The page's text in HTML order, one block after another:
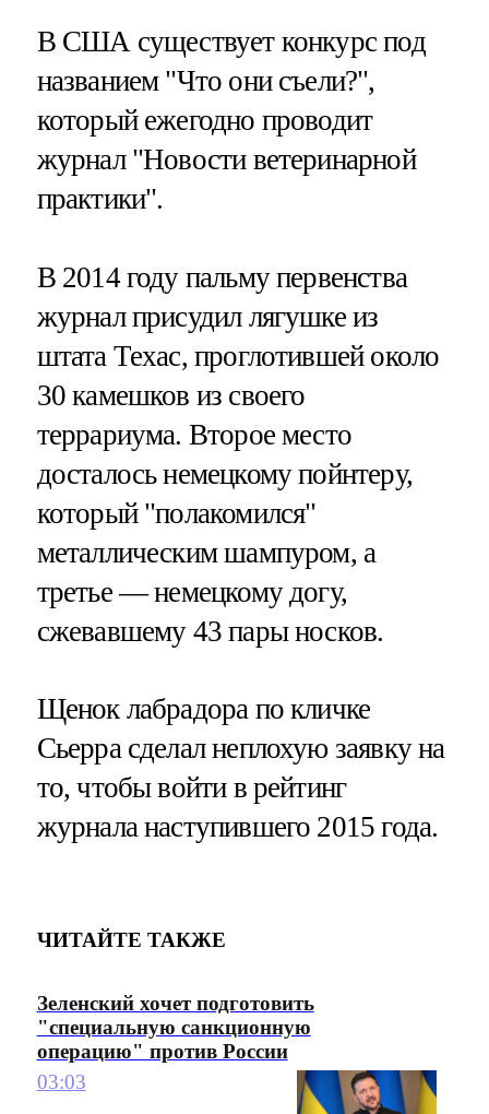
В США существует конкурс под
названием "Что они съели?",
который ежегодно проводит
журнал "Новости ветеринарной
практики".
В 2014 году пальму первенства
журнал присудил лягушке из
штата Техас, проглотившей около
30 камешков из своего
террариума. Второе место
досталось немецкому пойнтеру,
который "полакомился"
металлическим шампуром, а
третье — немецкому догу,
сжевавшему 43 пары носков.
Щенок лабрадора по кличке
Сьерра сделал неплохую заявку на
то, чтобы войти в рейтинг
журнала наступившего 2015 года.
ЧИТАЙТЕ ТАКЖЕ
Зеленский хочет подготовить
"специальную санкционную
операцию" против России
03:03